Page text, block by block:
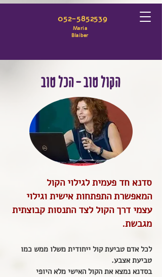
052-5852539
Maria
Blaiber
הקולטוב - הכל טוב
סדנא חד פעמית לגילוי הקול
המאפשרת התפתחות אישית וגילוי
עצמי דרך הקול לצד התנסות קבוצתית
מגבשת.
לכל אדם טביעת קול ייחודית משלו ממש כמו
טביעת אצבע.
בסדנא נמצא את הקול האישי מלא היופי